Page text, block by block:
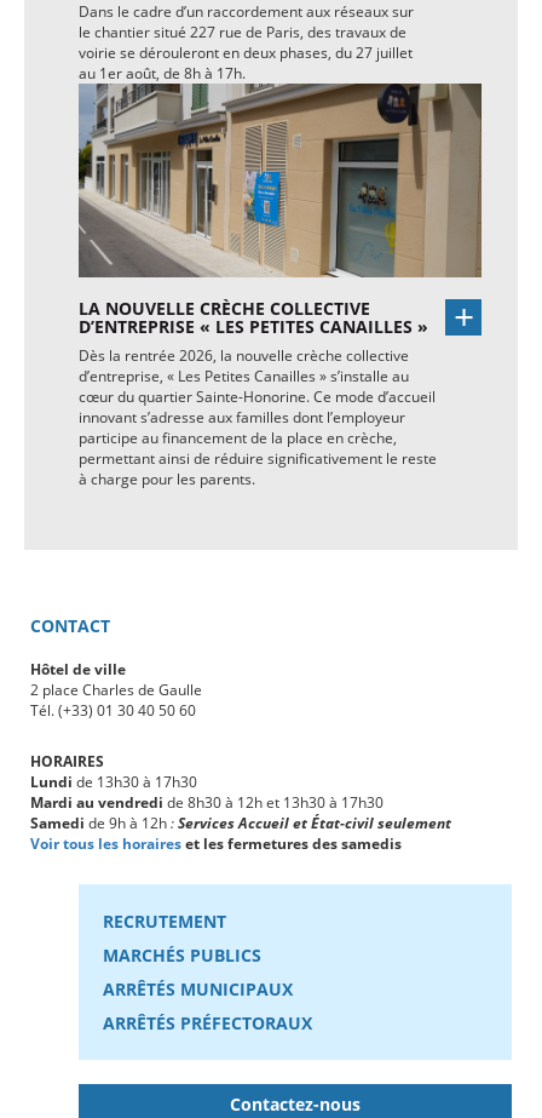
Dans le cadre d’un raccordement aux réseaux sur
le chantier situé 227 rue de Paris, des travaux de
voirie se dérouleront en deux phases, du 27 juillet
au 1er août, de 8h à 17h.
LA NOUVELLE CRÈCHE COLLECTIVE
D’ENTREPRISE « LES PETITES CANAILLES »
Dès la rentrée 2026, la nouvelle crèche collective
d’entreprise, « Les Petites Canailles » s’installe au
cœur du quartier Sainte-Honorine. Ce mode d’accueil
innovant s’adresse aux familles dont l’employeur
participe au financement de la place en crèche,
permettant ainsi de réduire significativement le reste
à charge pour les parents.
CONTACT
Hôtel de ville
2 place Charles de Gaulle
Tél. (+33) 01 30 40 50 60
HORAIRES
Lundi de 13h30 à 17h30
Mardi au vendredi de 8h30 à 12h et 13h30 à 17h30
Samedi de 9h à 12h:Services Accueil et État-civil seulement
Voir tous les horaireset les fermetures des samedis
RECRUTEMENT
MARCHÉS PUBLICS
ARRÊTÉS MUNICIPAUX
ARRÊTÉS PRÉFECTORAUX
Contactez-nous